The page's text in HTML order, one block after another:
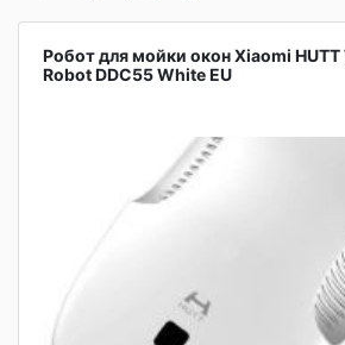
Робот для мойки окон Xiaomi
Robot DDC55 White EU